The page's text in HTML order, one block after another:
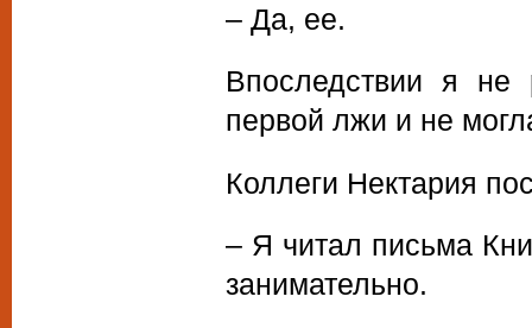
– Да, ее.
Впоследствии я
первой лжи и не
Коллеги Нектария
– Я читал письма
занимательно.